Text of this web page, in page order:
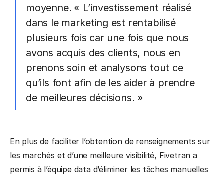
moyenne. « L’investissement réalisé
dans le marketing est rentabilisé
plusieurs fois car une fois que nous
avons acquis des clients, nous en
prenons soin et analysons tout ce
qu’ils font afin de les aider à prendre
de meilleures décisions. »
En plus de faciliter l’obtention de renseignements sur
les marchés et d’une meilleure visibilité, Fivetran a
permis à l’équipe data d’éliminer les tâches manuelles